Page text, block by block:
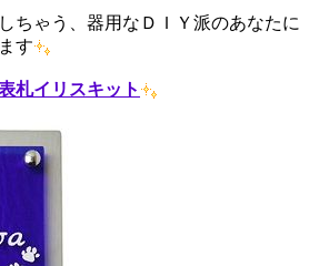
ちゃう、器用なＤＩＹ派のあなたに
す
札イリスキット